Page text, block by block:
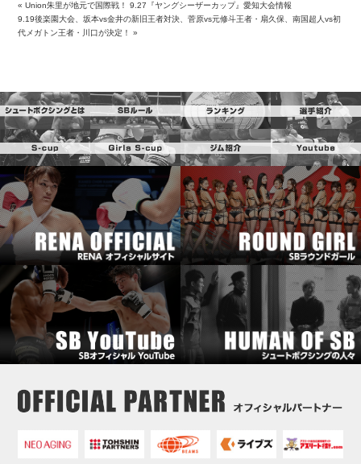
«Union朱里が地元で国際戦！ 9.27『ヤングシーザーカップ』愛知大会情報
9.19後楽園大会、坂本vs金井の新旧王者対決、菅原vs元修斗王者・扇久保、南国超人vs初
代メガトン王者・川口が決定！
»